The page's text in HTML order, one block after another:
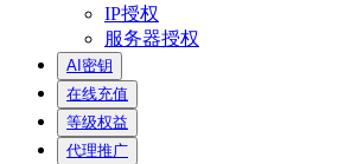
IP授权
服务器授权
AI密钥
在线充值
等级权益
代理推广